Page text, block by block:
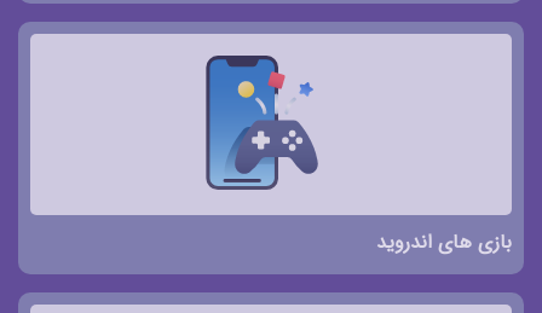
بازی های اندروید